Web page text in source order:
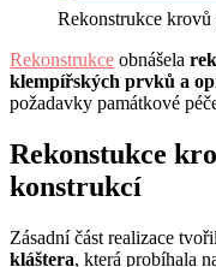
Rekonstrukce krovů
Rekonstrukce obnášela
klempířských prvků a
požadavky památkové
Rekonstukce
konstrukcí
Zásadní část realizace
kláštera, která probíhala